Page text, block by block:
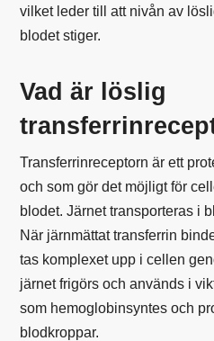
vilket leder till att nivån av
blodet stiger.
Vad är löslig
Transferrinreceptorn är ett
och som gör det möjligt för
blodet. Järnet transporteras i
När järnmättat transferrin
tas komplexet upp i cellen
järnet frigörs och används i
som hemoglobinsyntes och
blodkroppar.